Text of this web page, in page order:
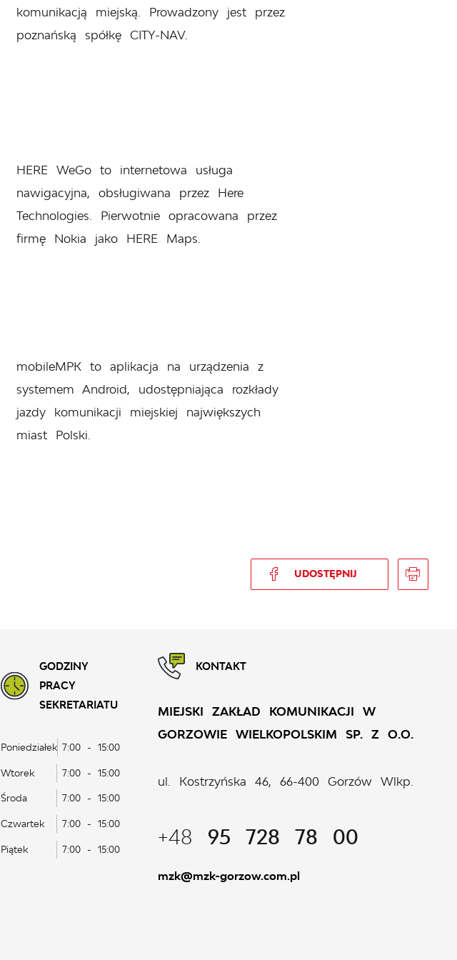
komunikacją miejską. Prowadzony jest przez
poznańską spółkę CITY-NAV.
HERE WeGo to internetowa usługa
nawigacyjna, obsługiwana przez Here
Technologies. Pierwotnie opracowana przez
firmę Nokia jako HERE Maps.
mobileMPK to aplikacja na urządzenia z
systemem Android, udostępniająca rozkłady
jazdy komunikacji miejskiej największych
miast Polski.
UDOSTĘPNIJ
GODZINY
PRACY
SEKRETARIATU
Poniedziałek 7:00 - 15:00
Wtorek 7:00 - 15:00
Środa 7:00 - 15:00
Czwartek 7:00 - 15:00
Piątek 7:00 - 15:00
KONTAKT
MIEJSKI ZAKŁAD KOMUNIKACJI W
GORZOWIE WIELKOPOLSKIM SP. Z O.O.
ul. Kostrzyńska 46, 66-400 Gorzów Wlkp.
+48 95 728 78 00
mzk@mzk-gorzow.com.pl